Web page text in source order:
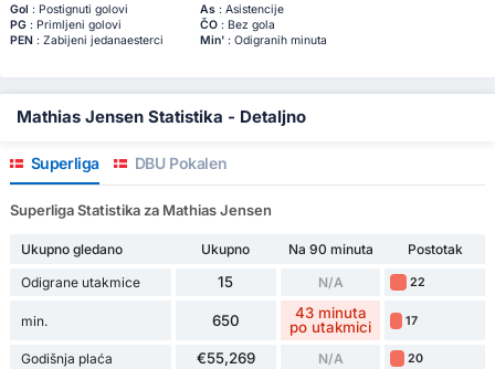
Gol : Postignuti golovi As: Asistencije
PG: Primljeni golovi ČO: Bez gola
PEN: Zabijeni jedanaesterci Min': Odigranih minuta
Mathias Jensen Statistika - Detaljno
Superliga DBU Pokalen
Superliga Statistika za Mathias Jensen
Ukupno gledano Ukupno Na 90 minuta
Postotak
Odigrane utakmice
15 N/A 22
min. 650
43 minuta
po utakmici
17
Godišnja plaća €55,269 N/A 20